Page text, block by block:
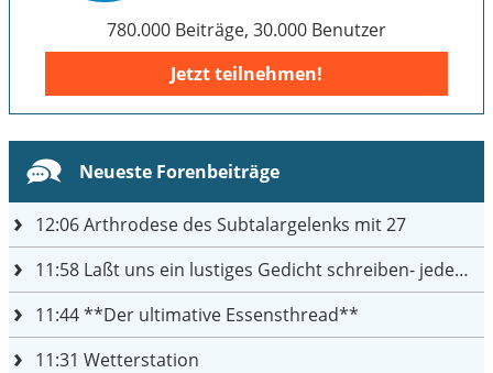
780.000 Beiträge, 30.000 Benutzer
Jetzt teilnehmen!
Neueste Forenbeiträge
12:06Arthrodese des Subtalargelenks mit 27
11:58 Laßt uns ein lustiges Gedicht schreiben- jeder einen Satz
11:44**Der ultimative Essensthread**
11:31 Wetterstation